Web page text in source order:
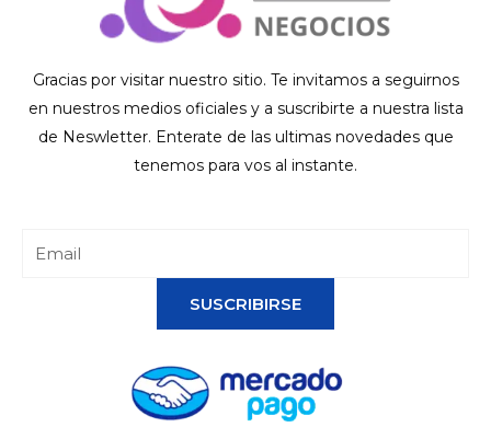
Gracias por visitar nuestro sitio. Te invitamos a seguirnos
en nuestros medios oficiales y a suscribirte a nuestra lista
de Neswletter. Enterate de las ultimas novedades que
tenemos para vos al instante.
SUSCRIBIRSE